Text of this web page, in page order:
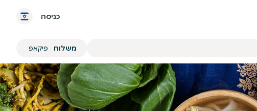
כניסה
הזמנת
או
פיקאפ
משלוח פיקאפ